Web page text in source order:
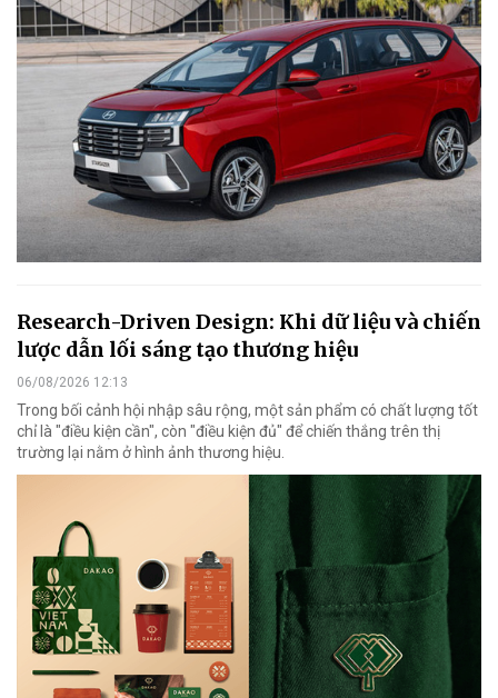
Research-Driven Design: Khi dữ liệu và chiến
lược dẫn lối sáng tạo thương hiệu
06/08/2026 12:13
Trong bối cảnh hội nhập sâu rộng, một sản phẩm có chất lượng tốt
chỉ là "điều kiện cần", còn "điều kiện đủ" để chiến thắng trên thị
trường lại nằm ở hình ảnh thương hiệu.